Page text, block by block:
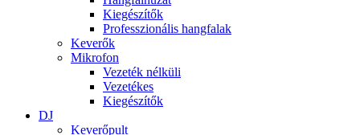
Kiegészítők
Professzionális hangfalak
Keverők
Mikrofon
Vezeték nélküli
Vezetékes
Kiegészítők
DJ
Keverőpult